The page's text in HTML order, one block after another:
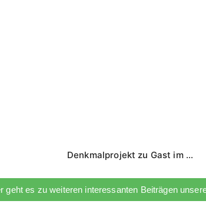
Denkmalprojekt zu Gast im Ariowitsch-Haus
geht es zu weiteren interessanten Beiträgen